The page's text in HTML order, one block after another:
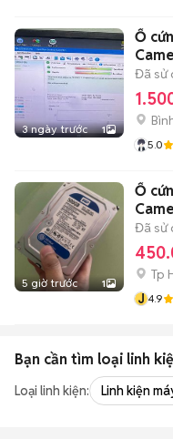
3 ngày trước 1
Ổ
Đã sử
5.0
5 giờ trước 1
Ổ
Đã sử
Tp
J 4.9
Bạn cần tìm loại linh
Loại linh kiện: Linh kiện